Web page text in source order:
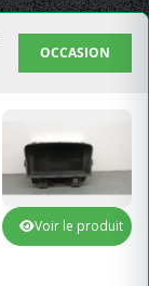
OCCASION
Voir le produit